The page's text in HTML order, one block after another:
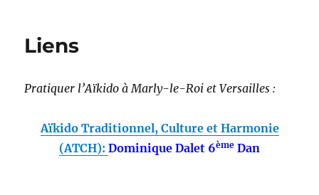
Liens
Pratiquer l’Aïkido à Marly-le-Roi et Versailles :
Aïkido Traditionnel, Culture et Harmonie
(ATCH): Dominique Dalet 6ème Dan